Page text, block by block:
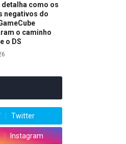
detalha como os
negativos do
o caminho
o DS
Twitter
Instagram